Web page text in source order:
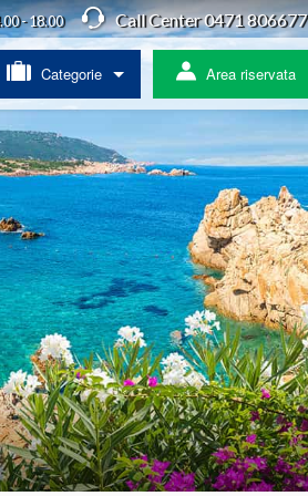
- 18.00 Call Center 0471 806677
Categorie
Agriturismo
Area riservata